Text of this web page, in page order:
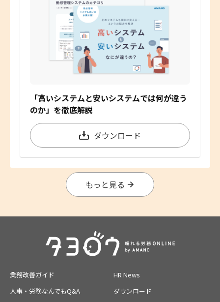
「高いシステムと安いシステムでは何が違う
のか」を徹底解説
ダウンロード
もっと見る
業務改善ガイド
HR News
人事・労務なんでもQ&A
ダウンロード